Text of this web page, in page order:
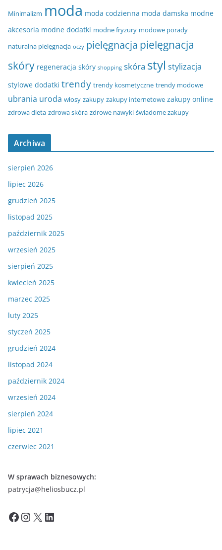
Minimalizm moda moda codzienna moda damska modne
akcesoria modne dodatki modne fryzury modowe porady
naturalna pielęgnacja oczy pielęgnacja pielęgnacja
skóry regeneracja skóry shopping skóra styl stylizacja
stylowe dodatki trendy trendy kosmetyczne trendy modowe
ubrania uroda włosy zakupy zakupy internetowe zakupy online
zdrowa dieta zdrowa skóra zdrowe nawyki świadome zakupy
Archiwa
sierpień 2026
lipiec 2026
grudzień 2025
listopad 2025
październik 2025
wrzesień 2025
sierpień 2025
kwiecień 2025
marzec 2025
luty 2025
styczeń 2025
grudzień 2024
listopad 2024
październik 2024
wrzesień 2024
sierpień 2024
lipiec 2021
czerwiec 2021
W sprawach biznesowych:
patrycja@heliosbucz.pl
Facebook InstagramX LinkedIn